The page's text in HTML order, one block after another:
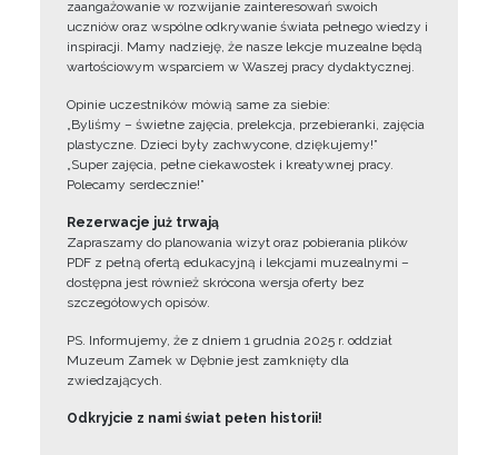
zaangażowanie w rozwijanie zainteresowań swoich
uczniów oraz wspólne odkrywanie świata pełnego wiedzy i
inspiracji. Mamy nadzieję, że nasze lekcje muzealne będą
wartościowym wsparciem w Waszej pracy dydaktycznej.
Opinie uczestników mówią same za siebie:
„Byliśmy – świetne zajęcia, prelekcja, przebieranki, zajęcia
plastyczne. Dzieci były zachwycone, dziękujemy!”
„Super zajęcia, pełne ciekawostek i kreatywnej pracy.
Polecamy serdecznie!”
Rezerwacje już trwają
Zapraszamy do planowania wizyt oraz pobierania plików
PDF z pełną ofertą edukacyjną i lekcjami muzealnymi –
dostępna jest również skrócona wersja oferty bez
szczegółowych opisów.
PS. Informujemy, że z dniem 1 grudnia 2025 r. oddział
Muzeum Zamek w Dębnie jest zamknięty dla
zwiedzających.
Odkryjcie z nami świat pełen historii!